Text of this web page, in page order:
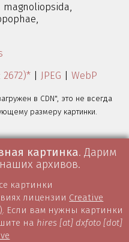
magnoliopsida,
| JPEG | WebP
в CDN", это не всегда
размеру картинки.
картинка. Дарим
архивов.
картинки
лицензии Creative
. Если вам нужны картинки
на hires [at] dxfoto [dot]